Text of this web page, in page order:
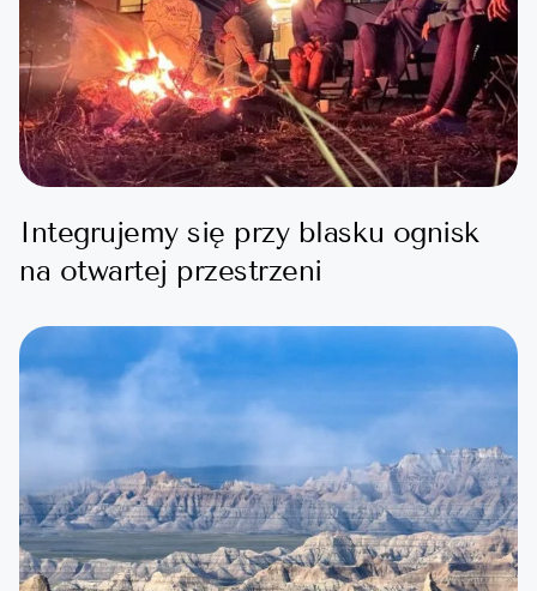
Integrujemy się przy blasku ognisk
na otwartej przestrzeni